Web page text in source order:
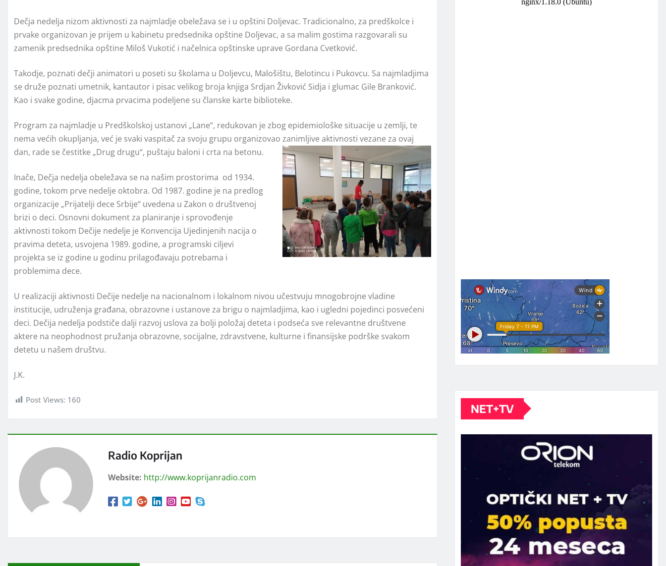
Dečja nedelja nizom aktivnosti za najmladje obeležava se i u opštini Doljevac. Tradicionalno, za predškolce i
prvake organizovan je prijem u kabinetu predsednika opštine Doljevac, a sa malim gostima razgovarali su
zamenik predsednika opštine Miloš Vukotić i načelnica opštinske uprave Gordana Cvetković.
Takodje, poznati dečji animatori u poseti su školama u Doljevcu, Malošištu, Belotincu i Pukovcu. Sa najmladjima
se druže poznati umetnik, kantautor i pisac velikog broja knjiga Srdjan Živković Sidja i glumac Gile Branković.
Kao i svake godine, djacma prvacima podeljene su članske karte biblioteke.
Program za najmladje u Predškolskoj ustanovi „Lane“, redukovan je zbog epidemiološke situacije u zemlji, te
nema većih okupljanja, već je svaki vaspitač za svoju grupu organizovao zanimljive aktivnosti vezane za ovaj
dan, rade se čestitke „Drug drugu“, puštaju baloni i crta na betonu.
Inače, Dečja nedelјa obeležava se na našim prostorima od 1934.
godine, tokom prve nedelјe oktobra. Od 1987. godine je na predlog
organizacije „Prijatelji dece Srbije“ uvedena u Zakon o društvenoj
brizi o deci. Osnovni dokument za planiranje i sprovođenje
aktivnosti tokom Dečije nedelje je Konvencija Ujedinjenih nacija o
pravima deteta, usvojena 1989. godine, a programski cilјevi
projekta se iz godine u godinu prilagođavaju potrebama i
problemima dece.
U realizaciji aktivnosti Dečije nedelјe na nacionalnom i lokalnom nivou učestvuju mnogobrojne vladine
institucije, udruženja građana, obrazovne i ustanove za brigu o najmladjima, kao i ugledni pojedinci posvećeni
deci. Dečija nedelјa podstiče dalјi razvoj uslova za bolјi položaj deteta i podseća sve relevantne društvene
aktere na neophodnost pružanja obrazovne, socijalne, zdravstvene, kulturne i finansijske podrške svakom
detetu u našem društvu.
J.K.
Post Views: 160
Radio Koprijan
Website: http://www.koprijanradio.com
NET+TV